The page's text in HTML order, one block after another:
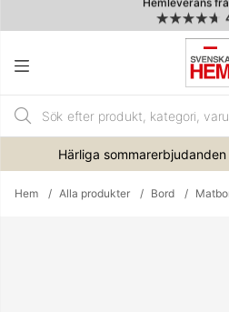
Härliga
Hem Alla produkter Bord